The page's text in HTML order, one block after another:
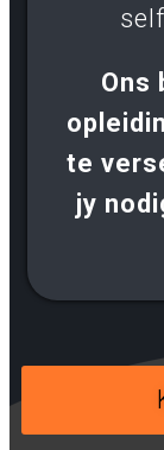
Ons
te
jy